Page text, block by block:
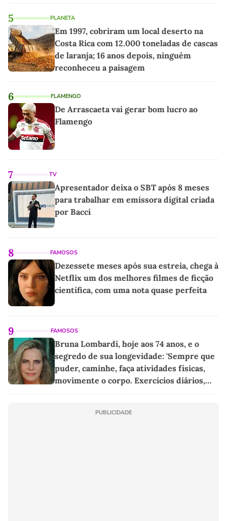
5 PLANETA
Em 1997, cobriram um local deserto na
Costa Rica com 12.000 toneladas de cascas
de laranja; 16 anos depois, ninguém
reconheceu a paisagem
6 FLAMENGO
De Arrascaeta vai gerar bom lucro ao
Flamengo
7 TV
Apresentador deixa o SBT após 8 meses
para trabalhar em emissora digital criada
por Bacci
8 FAMOSOS
Dezessete meses após sua estreia, chega à
Netflix um dos melhores filmes de ficção
científica, com uma nota quase perfeita
9 FAMOSOS
Bruna Lombardi, hoje aos 74 anos, e o
segredo de sua longevidade: 'Sempre que
puder, caminhe, faça atividades físicas,
movimente o corpo. Exercícios diários,
PUBLICIDADE